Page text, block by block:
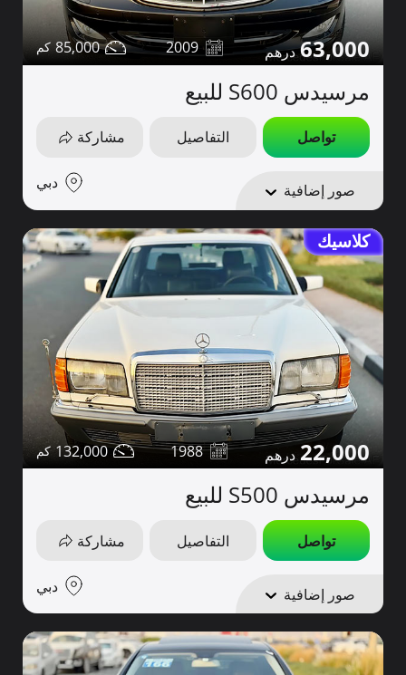
63,000
2009
85,000
مرسيدس S600 للبيع
تواصل التفاصيل مشاركة
صور إضافية دبي
كلاسيك
22,000
1988
132,000
مرسيدس S500 للبيع
تواصل التفاصيل مشاركة
صور إضافية دبي